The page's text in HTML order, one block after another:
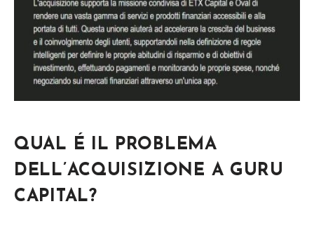
QUAL É IL PROBLEMA
DELL’ACQUISIZIONE A GURU
CAPITAL?